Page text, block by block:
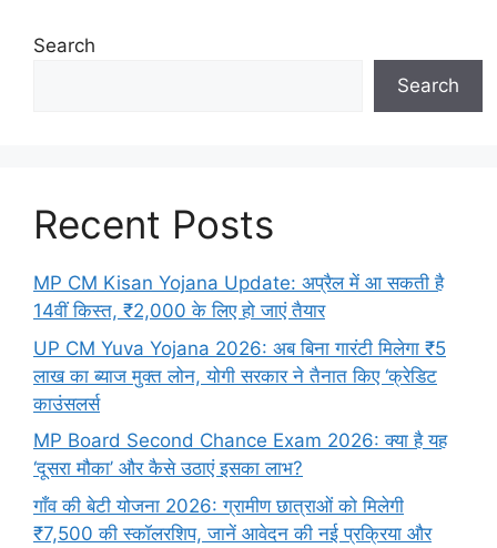
Search
Search
Recent Posts
MP CM Kisan Yojana Update: अप्रैल में आ सकती है
14वीं किस्त, ₹2,000 के लिए हो जाएं तैयार
UP CM Yuva Yojana 2026: अब बिना गारंटी मिलेगा ₹5
लाख का ब्याज मुक्त लोन, योगी सरकार ने तैनात किए ‘क्रेडिट
काउंसलर्स
MP Board Second Chance Exam 2026: क्या है यह
‘दूसरा मौका’ और कैसे उठाएं इसका लाभ?
गाँव की बेटी योजना 2026: ग्रामीण छात्राओं को मिलेगी
₹7,500 की स्कॉलरशिप, जानें आवेदन की नई प्रक्रिया और